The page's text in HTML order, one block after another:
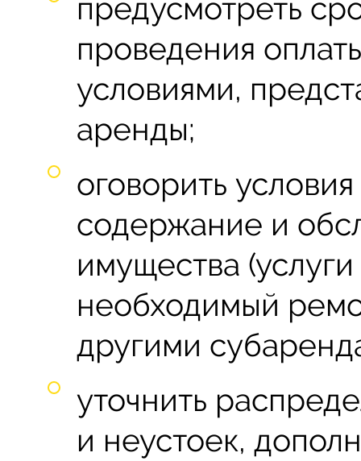
предусмотреть
проведения
условиями,
аренды;
оговорить
содержание и
имущества
необходимый
другими
уточнить
и неустоек,